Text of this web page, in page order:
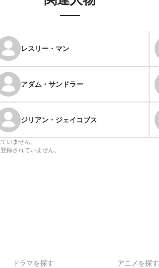
レスリー・マン
アダム・サンドラー
ジリアン・ジェイコブス
いません。
録されていません。
ドラマを探す アニメを探す